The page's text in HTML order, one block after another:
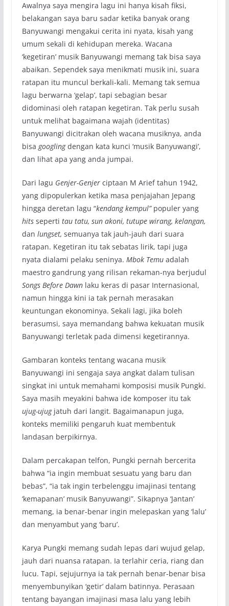
Awalnya saya mengira lagu ini hanya kisah fiksi,
belakangan saya baru sadar ketika banyak orang
Banyuwangi mengakui cerita ini nyata, kisah yang
umum sekali di kehidupan mereka. Wacana
‘kegetiran’ musik Banyuwangi memang tak bisa saya
abaikan. Sependek saya menikmati musik ini, suara
ratapan itu muncul berkali-kali. Memang tak semua
lagu berwarna ‘gelap’, tapi sebagian besar
didominasi oleh ratapan kegetiran. Tak perlu susah
untuk melihat bagaimana wajah (identitas)
Banyuwangi dicitrakan oleh wacana musiknya, anda
bisa googlingdengan kata kunci ‘musik Banyuwangi’,
dan lihat apa yang anda jumpai.
Dari lagu Genjer-Genjerciptaan M Arief tahun 1942,
yang dipopulerkan ketika masa penjajahan Jepang
hingga deretan lagu “kendang kempul” populer yang
hits seperti tau tatu, sun akoni, tutupe wirang, kelangan,
dan lungset, semuanya tak jauh-jauh dari suara
ratapan. Kegetiran itu tak sebatas lirik, tapi juga
nyata dialami pelaku seninya. Mbok Temuadalah
maestro gandrung yang rilisan rekaman-nya berjudul
Songs Before Dawnlaku keras di pasar Internasional,
namun hingga kini ia tak pernah merasakan
keuntungan ekonominya. Sekali lagi, jika boleh
berasumsi, saya memandang bahwa kekuatan musik
Banyuwangi terletak pada dimensi kegetirannya.
Gambaran konteks tentang wacana musik
Banyuwangi ini sengaja saya angkat dalam tulisan
singkat ini untuk memahami komposisi musik Pungki.
Saya masih meyakini bahwa ide komposer itu tak
ujug-ujugjatuh dari langit. Bagaimanapun juga,
konteks memiliki pengaruh kuat membentuk
landasan berpikirnya.
Dalam percakapan telfon, Pungki pernah bercerita
bahwa “ia ingin membuat sesuatu yang baru dan
bebas”, “ia tak ingin terbelenggu imajinasi tentang
‘kemapanan’ musik Banyuwangi”. Sikapnya ‘Jantan’
memang, ia benar-benar ingin melepaskan yang ‘lalu’
dan menyambut yang ‘baru’.
Karya Pungki memang sudah lepas dari wujud gelap,
jauh dari nuansa ratapan. Ia terlahir ceria, riang dan
lucu. Tapi, sejujurnya ia tak pernah benar-benar bisa
menyembunyikan ‘getir’ dalam batinnya. Perasaan
tentang bayangan imajinasi masa lalu yang lebih